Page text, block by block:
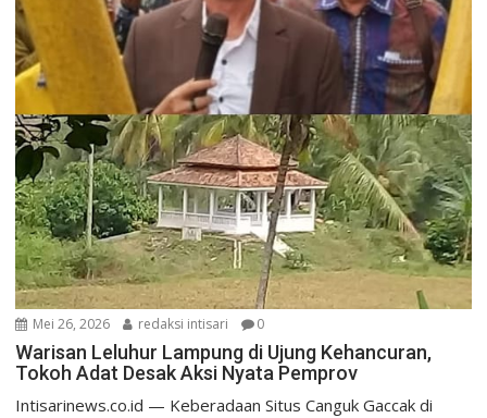
Mei 26, 2026 redaksi intisari 0
Warisan Leluhur Lampung di Ujung Kehancuran,
Tokoh Adat Desak Aksi Nyata Pemprov
Intisarinews.co.id — Keberadaan Situs Canguk Gaccak di